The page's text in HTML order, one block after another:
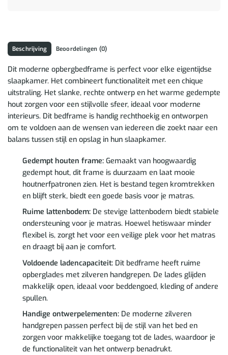
Beschrijving Beoordelingen (0)
Dit moderne opbergbedframe is perfect voor elke eigentijdse
slaapkamer. Het combineert functionaliteit met een chique
uitstraling. Het slanke, rechte ontwerp en het warme gedempte
hout zorgen voor een stijlvolle sfeer, ideaal voor moderne
interieurs. Dit bedframe is handig rechthoekig en ontworpen
om te voldoen aan de wensen van iedereen die zoekt naar een
balans tussen stijl en opslag in hun slaapkamer.
Gedempt houten frame:Gemaakt van hoogwaardig
gedempt hout, dit frame is duurzaam en laat mooie
houtnerfpatronen zien. Het is bestand tegen kromtrekken
en blijft sterk, biedt een goede basis voor je matras.
Ruime lattenbodem:De stevige lattenbodem biedt stabiele
ondersteuning voor je matras. Hoewel hetiswaar minder
flexibel is, zorgt het voor een veilige plek voor het matras
en draagt bij aan je comfort.
Voldoende ladencapaciteit:Dit bedframe heeft ruime
opberglades met zilveren handgrepen. De lades glijden
makkelijk open, ideaal voor beddengoed, kleding of andere
spullen.
Handige ontwerpelementen:De moderne zilveren
handgrepen passen perfect bij de stijl van het bed en
zorgen voor makkelijke toegang tot de lades, waardoor je
de functionaliteit van het ontwerp benadrukt.